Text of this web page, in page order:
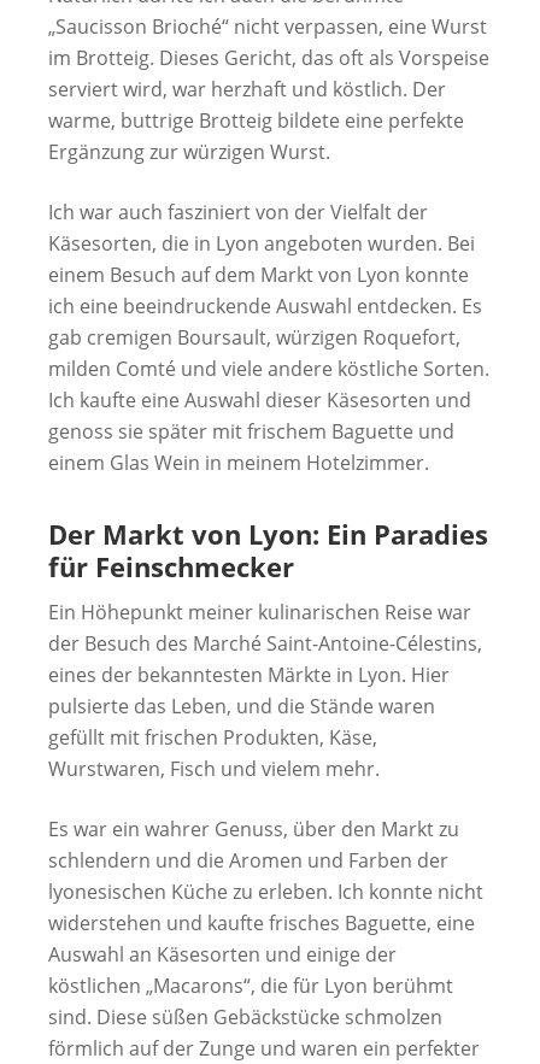
„Saucisson Brioché“ nicht verpassen, eine Wurst
im Brotteig. Dieses Gericht, das oft als Vorspeise
serviert wird, war herzhaft und köstlich. Der
warme, buttrige Brotteig bildete eine perfekte
Ergänzung zur würzigen Wurst.
Ich war auch fasziniert von der Vielfalt der
Käsesorten, die in Lyon angeboten wurden. Bei
einem Besuch auf dem Markt von Lyon konnte
ich eine beeindruckende Auswahl entdecken. Es
gab cremigen Boursault, würzigen Roquefort,
milden Comté und viele andere köstliche Sorten.
Ich kaufte eine Auswahl dieser Käsesorten und
genoss sie später mit frischem Baguette und
einem Glas Wein in meinem Hotelzimmer.
Der Markt von Lyon: Ein Paradies
für Feinschmecker
Ein Höhepunkt meiner kulinarischen Reise war
der Besuch des Marché Saint-Antoine-Célestins,
eines der bekanntesten Märkte in Lyon. Hier
pulsierte das Leben, und die Stände waren
gefüllt mit frischen Produkten, Käse,
Wurstwaren, Fisch und vielem mehr.
Es war ein wahrer Genuss, über den Markt zu
schlendern und die Aromen und Farben der
lyonesischen Küche zu erleben. Ich konnte nicht
widerstehen und kaufte frisches Baguette, eine
Auswahl an Käsesorten und einige der
köstlichen „Macarons“, die für Lyon berühmt
sind. Diese süßen Gebäckstücke schmolzen
förmlich auf der Zunge und waren ein perfekter